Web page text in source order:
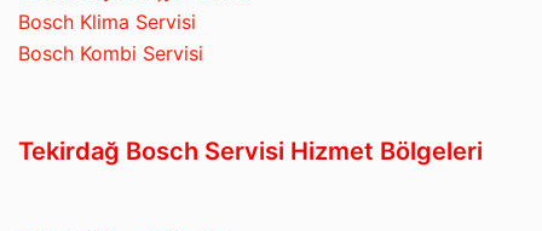
Bosch Klima Servisi
Bosch Kombi Servisi
Tekirdağ Bosch Servisi Hizmet Bölgeleri